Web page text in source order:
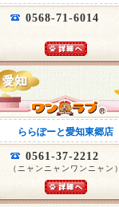
0568-71-6014
ららぽーと愛知東郷店
0561-37-2212
（ニャンニャンワンニャン）